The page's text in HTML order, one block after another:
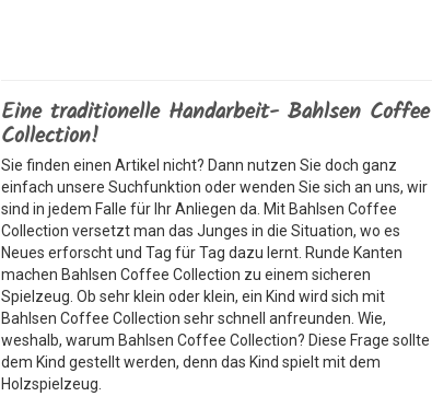
Eine traditionelle Handarbeit- Bahlsen Coffee
Collection!
Sie finden einen Artikel nicht? Dann nutzen Sie doch ganz
einfach unsere Suchfunktion oder wenden Sie sich an uns, wir
sind in jedem Falle für Ihr Anliegen da. Mit Bahlsen Coffee
Collection versetzt man das Junges in die Situation, wo es
Neues erforscht und Tag für Tag dazu lernt. Runde Kanten
machen Bahlsen Coffee Collection zu einem sicheren
Spielzeug. Ob sehr klein oder klein, ein Kind wird sich mit
Bahlsen Coffee Collection sehr schnell anfreunden. Wie,
weshalb, warum Bahlsen Coffee Collection? Diese Frage sollte
dem Kind gestellt werden, denn das Kind spielt mit dem
Holzspielzeug.